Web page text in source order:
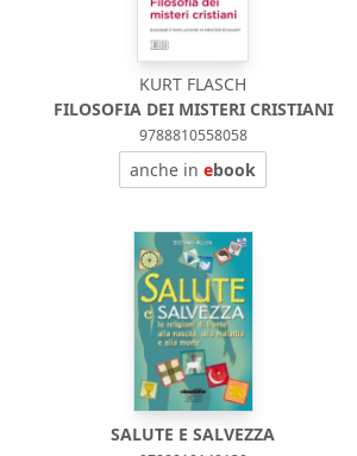
KURT FLASCH
FILOSOFIA DEI MISTERI CRISTIANI
9788810558058
anche inebook
SALUTE E SALVEZZA